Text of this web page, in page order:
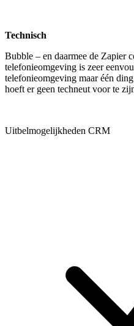
Technisch
Bubble – en daarmee de Zapier
telefonieomgeving is zeer
telefonieomgeving maar één
hoeft er geen techneut voor te
Uitbelmogelijkheden CRM